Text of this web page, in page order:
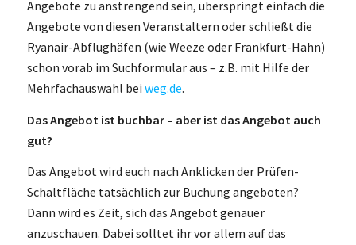
Angebote zu anstrengend sein, überspringt einfach die
Angebote von diesen Veranstaltern oder schließt die
Ryanair-Abflughäfen (wie Weeze oder Frankfurt-Hahn)
schon vorab im Suchformular aus – z.B. mit Hilfe der
Mehrfachauswahl bei weg.de.
Das Angebot ist buchbar – aber ist das Angebot auch
gut?
Das Angebot wird euch nach Anklicken der Prüfen-
Schaltfläche tatsächlich zur Buchung angeboten?
Dann wird es Zeit, sich das Angebot genauer
anzuschauen. Dabei solltet ihr vor allem auf das